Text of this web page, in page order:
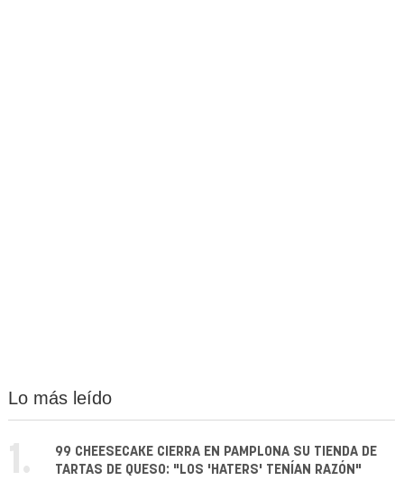
Lo más leído
1.
99 CHEESECAKE CIERRA EN PAMPLONA SU TIENDA DE
TARTAS DE QUESO: "LOS 'HATERS' TENÍAN RAZÓN"